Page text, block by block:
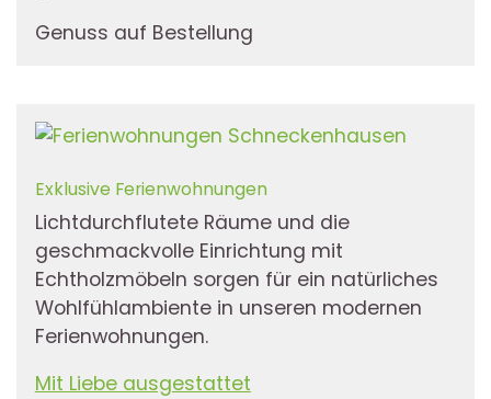
Genuss auf Bestellung
Exklusive Ferienwohnungen
Lichtdurchflutete Räume und die
geschmackvolle Einrichtung mit
Echtholzmöbeln sorgen für ein natürliches
Wohlfühlambiente in unseren modernen
Ferienwohnungen.
Mit Liebe ausgestattet